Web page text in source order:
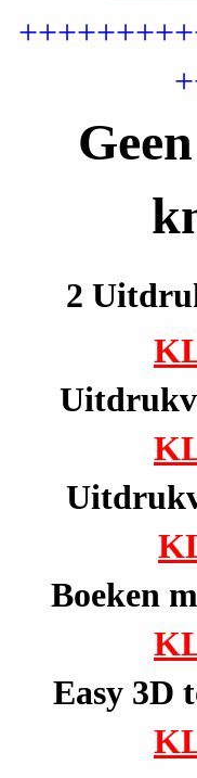
2
Boeken
Easy